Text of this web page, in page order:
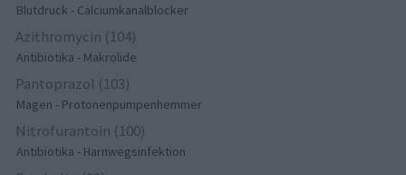
Blutdruck - Calciumkanalblocker
Azithromycin (104)
Antibiotika - Makrolide
Pantoprazol (103)
Magen - Protonenpumpenhemmer
Nitrofurantoin (100)
Antibiotika - Harnwegsinfektion